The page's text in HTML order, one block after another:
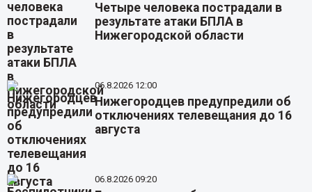
Четыре человека пострадали в
результате атаки БПЛА в
Нижегородской области
06.8.2026 12:00
Нижегородцев предупредили об
отключениях телевещания до 16
августа
06.8.2026 09:20